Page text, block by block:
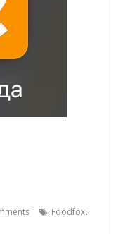
Foodfox,